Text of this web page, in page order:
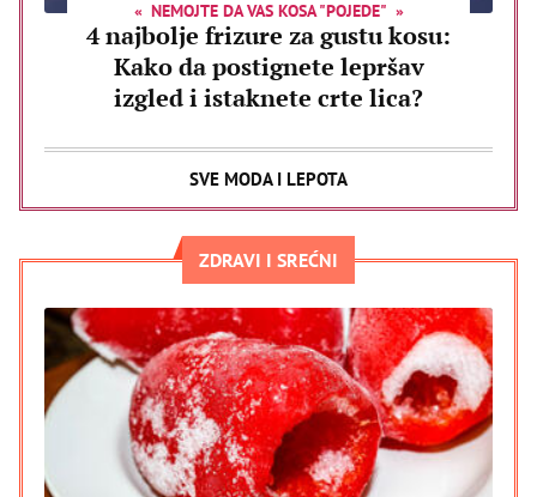
NEMOJTE DA VAS KOSA "POJEDE"
4 najbolje frizure za gustu kosu:
Kako da postignete lepršav
izgled i istaknete crte lica?
SVE MODA I LEPOTA
ZDRAVI I SREĆNI